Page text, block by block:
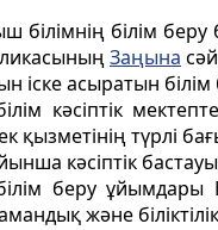
білiмнiң білім
Заңына
iске асыратын
кәсiптiк
қызметiнiң түрлi
кәсiптiк
беру ұйымдары
және